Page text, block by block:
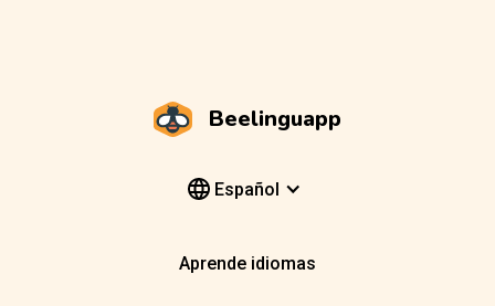
Beelinguapp
Español
Aprende idiomas